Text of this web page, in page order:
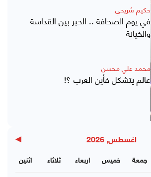
حكيم شريحي
في يوم الصحافة .. الحبر بين القداسة
والخيانة
محمد علي محسن
عالم يتشكل فأين العرب ؟!
اغسطس, 2026 ▶
اثنين ثلاثاء اربعاء خميس جمعة